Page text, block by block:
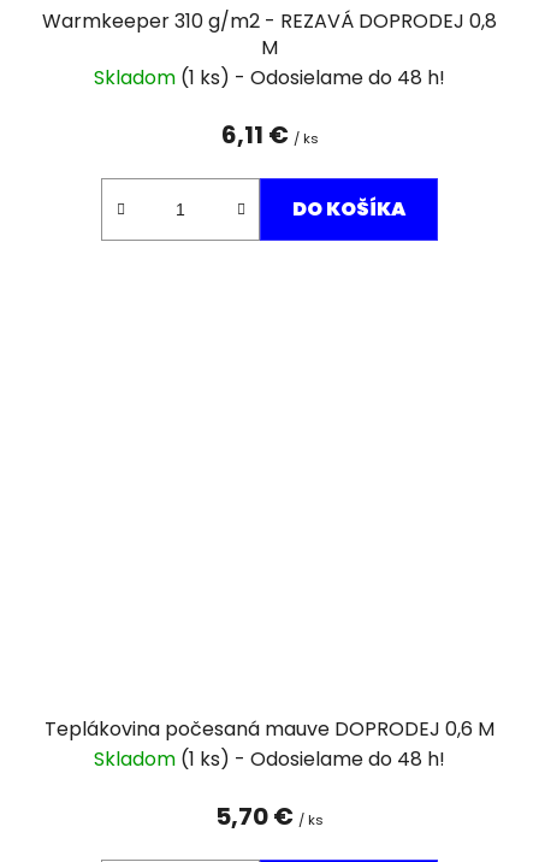
Warmkeeper 310 g/m2 - REZAVÁ DOPRODEJ 0,8
M
Skladom (1 ks)
6,11 € / ks
DO KOŠÍKA
Teplákovina počesaná mauve DOPRODEJ 0,6 M
Skladom (1 ks)
5,70 € / ks